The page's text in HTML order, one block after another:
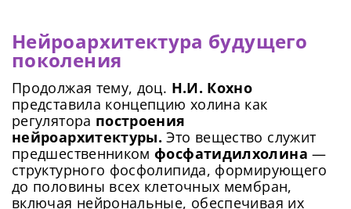
Нейроархитектура будущего
поколения
Продолжая тему, доц. Н.И. Кохно
представила концепцию холина как
регулятора построения
нейроархитектуры. Это вещество служит
предшественникомфосфатидилхолина —
структурного фосфолипида, формирующего
до половины всех клеточных мембран,
включая нейрональные, обеспечивая их